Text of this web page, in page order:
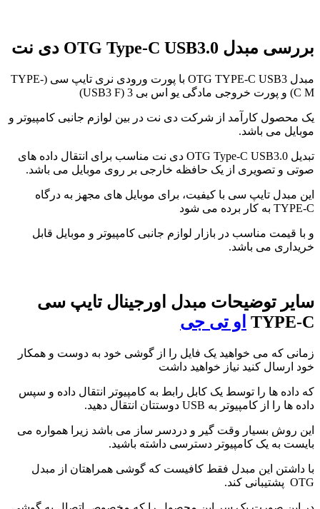
بررسی مبدل OTG Type-C USB3.0 دی نت
مبدل OTG TYPE-C USB3 با پورت ورودی نری تایپ سی (TYPE-
C M) و پورت خروجی مادگی یو اس بی 3 (USB3 F)
یک محصول کارآمد از شرکت دی نت در بین لوازم جانبی کامپیوتر و
موبایل می باشد.
تبدیل OTG Type-C USB3.0 دی نت مناسب برای انتقال داده های
صوتی و تصویری از یک حافظه خارجی بر روی موبایل می باشد.
این مبدل تایپ سی با کیفیت، برای موبایل های مجهز به درگاه
TYPE-C به کار برده می شود
و با قیمت مناسب در بازار لوازم جانبی کامپیوتر و موبایل قابل
خریداری می باشد.
سایر توضیحات مبدل اورجینال تایپ سی
TYPE-C او تی جی
زمانی که می خواهید یک فایل را از گوشی خود به دوست و همکار
خود ارسال کنید نیاز خواهید داشت
که داده ها را توسط یک کابل رابط به کامپیوتر انتقال داده و سپس
داده ها را از کامپیوتر به USB دوستتان انتقال دهید.
این روش بسیار وقت گیر و دردسر ساز می باشد زیرا همواره می
بایست به یک کامپیوتر دسترسی داشته باشید.
با داشتن این مبدل فقط کافیست که گوشی همراهتان از مبدل
OTG پشتیبانی کند.